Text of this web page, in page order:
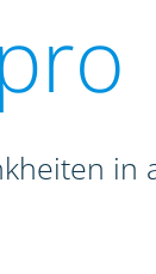
in